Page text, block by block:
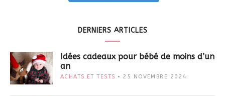
DERNIERS ARTICLES
Idées cadeaux pour bébé de moins d’un
an
ACHATS ET TESTS 25 NOVEMBRE 2024